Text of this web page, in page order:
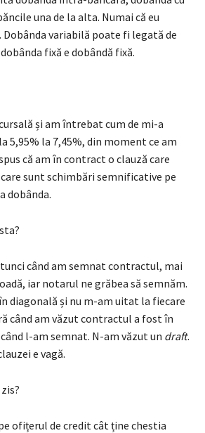
una de la alta. Numai că eu
Dobânda variabilă poate fi legată de
fixă e dobândă fixă.
și am întrebat cum de mi-a
5,95% la 7,45%, din moment ce am
că am în contract o clauză care
sunt schimbări semnificative pe
dobânda.
când am semnat contractul, mai
iar notarul ne grăbea să semnăm.
diagonală și nu m-am uitat la fiecare
când am văzut contractul a fost în
l-am semnat. N-am văzut un draft.
e vagă.
ofițerul de credit cât ține chestia